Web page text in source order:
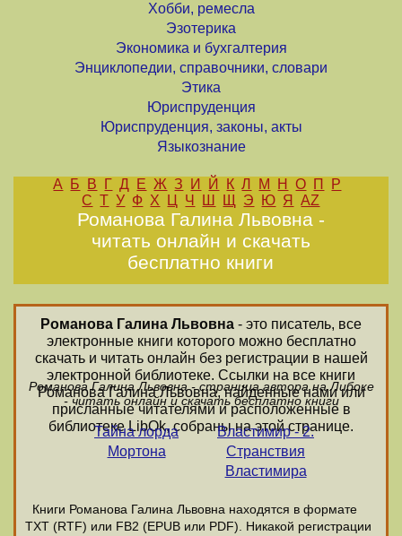
Хобби, ремесла
Эзотерика
Экономика и бухгалтерия
Энциклопедии, справочники, словари
Этика
Юриспруденция
Юриспруденция, законы, акты
Языкознание
А Б В Г Д Е Ж З И Й К Л М Н О П
Р
С Т У Ф Х Ц Ч Ш Щ Э Ю Я AZ
Романова Галина Львовна -
читать онлайн и скачать
бесплатно книги
Романова Галина Львовна - это писатель, все
электронные книги которого можно бесплатно
скачать и читать онлайн без регистрации в нашей
электронной библиотеке. Ссылки на все книги
Романова Галина Львовна, найденные нами или
присланные читателями и расположенные в
библиотеке LibOk, собраны на этой странице.
Романова Галина Львовна - страница автора на Либоке
- читать онлайн и скачать бесплатно книги
Тайна лорда
Мортона
Властимир - 2.
Странствия
Властимира
Книги Романова Галина Львовна находятся в формате
ТХТ (RTF) или FB2 (EPUB или PDF). Никакой регистрации